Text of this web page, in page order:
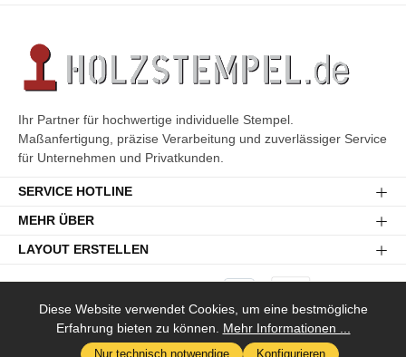
Ihr Partner für hochwertige individuelle Stempel.
Maßanfertigung, präzise Verarbeitung und zuverlässiger Service
für Unternehmen und Privatkunden.
SERVICE HOTLINE
MEHR ÜBER
LAYOUT ERSTELLEN
* Alle Preise inkl. gesetzl. Mehrwertsteuer zzgl. Versandkosten
Diese Website verwendet Cookies, um eine bestmögliche
Erfahrung bieten zu können. Mehr Informationen ...
Nur technisch notwendige Konfigurieren